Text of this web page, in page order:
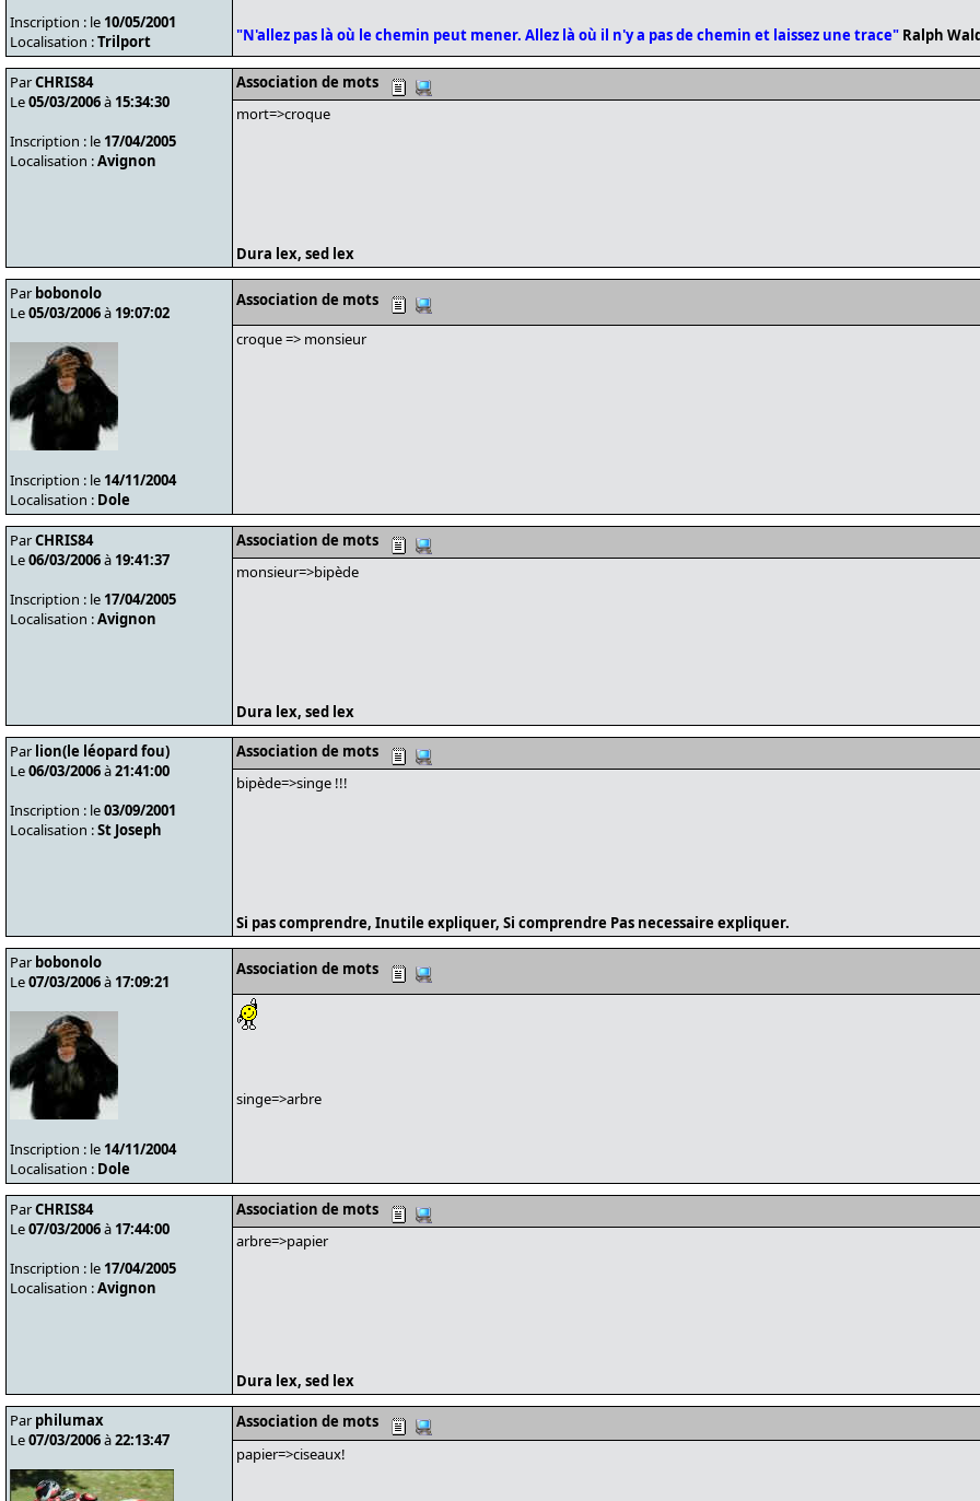
Inscription : le 10/05/2001
Localisation :Trilport "N'allez pas là où le chemin peut mener. Allez là où il n'y a pas de chemin et laissez une trace" Ralph
ParCHRIS84
Le05/03/2006à 15:34:30
Inscription : le 17/04/2005
Localisation :Avignon
Association de mots
mort=>croque
Dura lex, sed lex
Par bobonolo
Le05/03/2006à 19:07:02
Inscription : le 14/11/2004
Localisation : Dole
Association de mots
croque => monsieur
ParCHRIS84
Le06/03/2006à 19:41:37
Inscription : le 17/04/2005
Localisation :Avignon
Association de mots
monsieur=>bipède
Dura lex, sed lex
Par lion(le léopard fou)
Le06/03/2006à21:41:00
Inscription : le03/09/2001
Localisation :St Joseph
Association de mots
bipède=>singe !!!
Si pas comprendre, Inutile expliquer, Si comprendre Pas necessaire expliquer.
Par bobonolo
Le07/03/2006à 17:09:21
Inscription : le 14/11/2004
Localisation : Dole
Association de mots
singe=>arbre
ParCHRIS84
Le07/03/2006à 17:44:00
Inscription : le 17/04/2005
Localisation :Avignon
Association de mots
arbre=>papier
Dura lex, sed lex
Par philumax
Le07/03/2006à22:13:47
Association de mots
papier=>ciseaux!